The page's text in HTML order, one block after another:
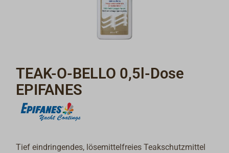
TEAK-O-BELLO 0,5l-Dose
EPIFANES
Tief eindringendes, lösemittelfreies Teakschutzmittel